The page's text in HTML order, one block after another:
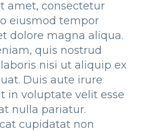
amet, consectetur
eiusmod tempor
dolore magna aliqua.
quis nostrud
nisi ut aliquip ex
Duis aute irure
in voluptate velit esse
nulla pariatur.
cupidatat non